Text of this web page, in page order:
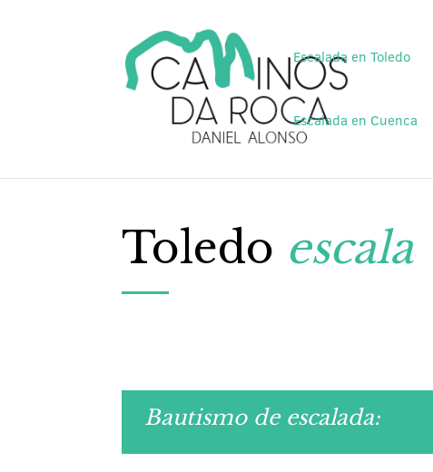
Escalada en Toledo
Escalada en Cuenca
Toledo escala
Bautismo de escalada: